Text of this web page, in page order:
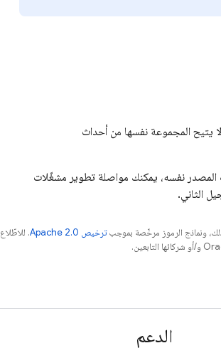
يتيح المجموعة نفسها من أحداث
المصدر نفسه، يمكنك مواصلة تطوير مشغّلات
الثاني.
ونماذج الرموز مرخّصة بموجبترخيص Apache 2.0‏
. للاطّلاع
الدعم